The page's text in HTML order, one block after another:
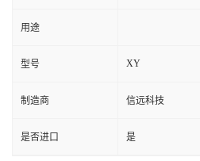
用途
型号 XY
制造商 信远科技
是否进口 是